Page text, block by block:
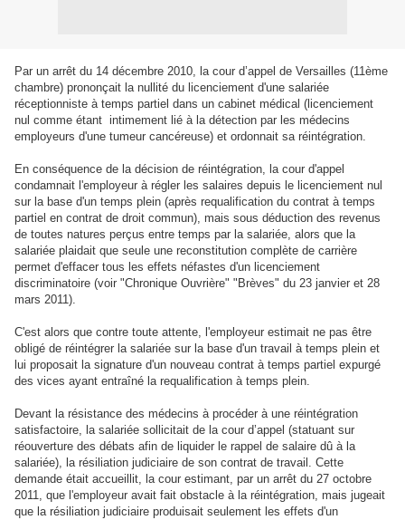
Par un arrêt du 14 décembre 2010, la cour d’appel de Versailles (11ème
chambre) prononçait la nullité du licenciement d'une salariée
réceptionniste à temps partiel dans un cabinet médical (licenciement
nul comme étant intimement lié à la détection par les médecins
employeurs d'une tumeur cancéreuse) et ordonnait sa réintégration.
En conséquence de la décision de réintégration, la cour d'appel
condamnait l'employeur à régler les salaires depuis le licenciement nul
sur la base d'un temps plein (après requalification du contrat à temps
partiel en contrat de droit commun), mais sous déduction des revenus
de toutes natures perçus entre temps par la salariée, alors que la
salariée plaidait que seule une reconstitution complète de carrière
permet d'effacer tous les effets néfastes d'un licenciement
discriminatoire (voir "Chronique Ouvrière" "Brèves" du 23 janvier et 28
mars 2011).
C'est alors que contre toute attente, l'employeur estimait ne pas être
obligé de réintégrer la salariée sur la base d'un travail à temps plein et
lui proposait la signature d'un nouveau contrat à temps partiel expurgé
des vices ayant entraîné la requalification à temps plein.
Devant la résistance des médecins à procéder à une réintégration
satisfactoire, la salariée sollicitait de la cour d’appel (statuant sur
réouverture des débats afin de liquider le rappel de salaire dû à la
salariée), la résiliation judiciaire de son contrat de travail. Cette
demande était accueillit, la cour estimant, par un arrêt du 27 octobre
2011, que l'employeur avait fait obstacle à la réintégration, mais jugeait
que la résiliation judiciaire produisait seulement les effets d'un